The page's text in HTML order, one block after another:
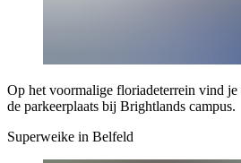
Op het voormalige floriadeterrein vind
de parkeerplaats bij Brightlands campus.
Superweike in Belfeld